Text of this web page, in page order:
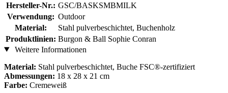
Hersteller-Nr.: GSC/BASKSMBMILK
Verwendung: Outdoor
Material:
Stahl pulverbeschichtet, Buchenholz
Produktlinien: Burgon & Ball Sophie Conran
Weitere Informationen
Material: Stahl pulverbeschichtet, Buche FSC®-zertifiziert
Abmessungen: 18 x 28 x 21 cm
Farbe: Cremeweiß